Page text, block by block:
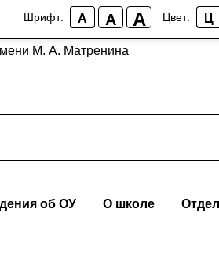
Шрифт: A A A Цвет: Ц
М. А. Матренина
об ОУ О школе